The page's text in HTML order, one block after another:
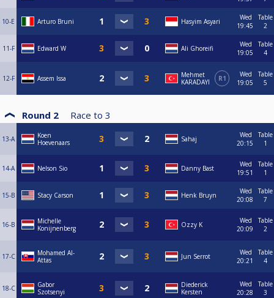
10-E Arturo Bruni Hasyim Asyari
Wed
19:45
Table
2
11-F Edward W Ali Ghoreifi
Wed
19:05
Table
4
12-F Assem Issa
Mehmet
KARADAYI
R1
Wed
19:05
Table
5
Round 2 Race to 3
13-A
Koen
Hoevenaars
Sahaj
Wed
20:15
Table
1
14-A Nelson Sio Danny Bast
Wed
19:51
Table
1
15-B Stacy Carson Henk Bruyn
Wed
20:08
Table
7
16-B
Michelle
Konijnenberg
Ozzy K
Wed
20:09
Table
2
17-C
Mohamed Al-
Attas
Jun Serrot
Wed
20:21
Table
4
18-C
Gabor
Szotsenyi
Diederick
Kersten
Wed
20:28
Table
3